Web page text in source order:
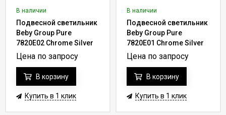
В наличии
Подвесной светильник
Beby Group Pure
7820E02 Chrome Silver
Grey 041 - champagne
Цена по запросу
В корзину
Купить в 1 клик
В наличии
Подвесной светильник
Beby Group Pure
7820E01 Chrome Silver
Cortina 017 - rose
Цена по запросу
В корзину
Купить в 1 клик